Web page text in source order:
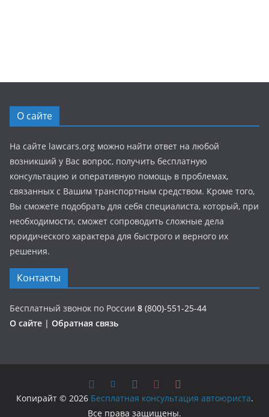
О сайте
На сайте lawcars.org можно найти ответ на любой
возникший у Вас вопрос, получить бесплатную
консультацию и оперативную помощь в проблемах,
связанных с Вашим транспортным средством. Кроме того,
Вы сможете подобрать для себя специалиста, который, при
необходимости, сможет сопроводить сложные дела
юридического характера для быстрого и верного их
решения.
Контакты
Бесплатный звонок по России 8 (800)-551-25-44
О сайте | Обратная связь
Копирайт © 2026 Бесплатная консультация автоюриста.
Все права защищены.